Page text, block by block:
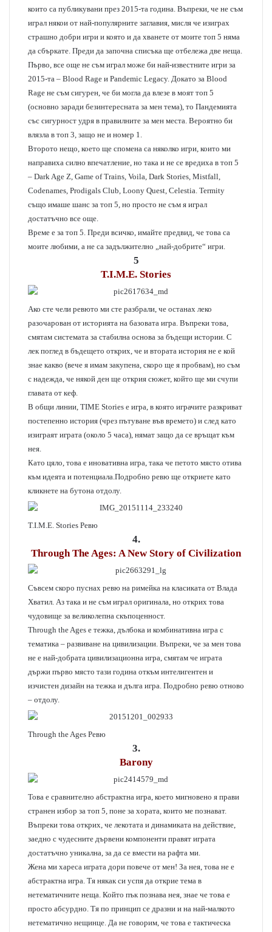
a
i
които са публикувани през 2015-та година. Въпреки, че не съм
играл някои от най-популярните заглавия, мисля че изиграх
страшно добри игри и която и да хванете от моите топ 5 няма
да сбъркате. Преди да започна списъка ще отбележа две неща.
Първо, все още не съм играл може би най-известните игри за
2015-та – Blood Rage и Pandemic Legacy. Докато за Blood
Rage не съм сигурен, че би могла да влезе в моят топ 5
(основно заради безинтересната за мен тема), то Пандемията
със сигурност удря в правилните за мен места. Вероятно би
влязла в топ 3, защо не и номер 1.
Второто нещо, което ще спомена са няколко игри, които ми
направиха силно впечатление, но така и не се вредиха в топ 5
– Dark Age Z, Game of Trains, Voila, Dark Stories, Mistfall,
Codenames, Prodigals Club, Loony Quest, Celestia. Termity
също имаше шанс за топ 5, но просто не съм я играл
достатъчно все още.
Време е за топ 5. Преди всичко, имайте предвид, че това са
моите любими, а не са задължително „най-добрите“ игри.
5
T.I.M.E. Stories
Ако сте чели ревюто ми сте разбрали, че останах леко
разочарован от историята на базовата игра. Въпреки това,
смятам системата за стабилна основа за бъдещи истории. С
лек поглед в бъдещето открих, че и втората история не е кой
знае какво (вече я имам закупена, скоро ще я пробвам), но съм
с надежда, че някой ден ще открия сюжет, който ще ми счупи
главата от кеф.
В общи линии, TIME Stories е игра, в която играчите разкриват
постепенно история (чрез пътуване във времето) и след като
изиграят играта (около 5 часа), нямат защо да се връщат към
нея.
Като цяло, това е иновативна игра, така че петото място отива
към идеята и потенциала.Подробно ревю ще откриете като
кликнете на бутона отдолу.
T.I.M.E. Stories Ревю
4.
Through The Ages: A New Story of Civilization
Съвсем скоро пуснах ревю на римейка на класиката от Влада
Хватил. Аз така и не съм играл оригинала, но открих това
чудовище за великолепна скъпоценност.
Through the Ages е тежка, дълбока и комбинативна игра с
тематика – развиване на цивилизации. Въпреки, че за мен това
не е най-добрата цивилизационна игра, смятам че играта
държи първо място тази година откъм интелигентен и
изчистен дизайн на тежка и дълга игра. Подробно ревю отново
– отдолу.
Through the Ages Ревю
3.
Barony
Това е сравнително абстрактна игра, което мигновено я прави
странен избор за топ 5, поне за хората, които ме познават.
Въпреки това открих, че лекотата и динамиката на действие,
заедно с чудесните дървени компоненти правят играта
достатъчно уникална, за да се вмести на рафта ми.
Жена ми хареса играта дори повече от мен! За нея, това не е
абстрактна игра. Тя някак си успя да открие тема в
нетематичните неща. Който пък познава нея, знае че това е
просто абсурдно. Тя по принцип се дразни и на най-малкото
нетематично нещинце. Да не говорим, че това е тактическа